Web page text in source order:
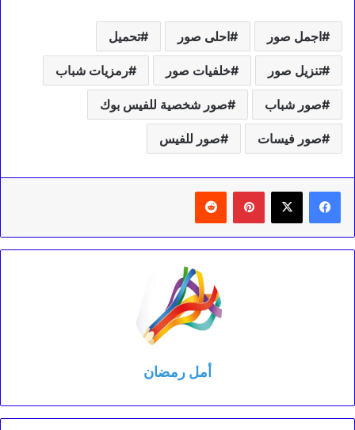
اجمل صور احلى صور تحميل
تنزيل صور خلفيات صور رمزيات شباب
صور شباب صور شخصية للفيس بوك
صور فيسات صور للفيس
بينتيريست
أمل رمضان